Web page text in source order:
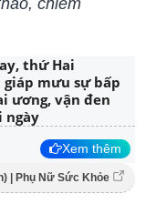
thứ Hai
giáp mưu sự bấp
ương, vận đen
ngày
Xem thêm
| Phụ Nữ Sức Khỏe